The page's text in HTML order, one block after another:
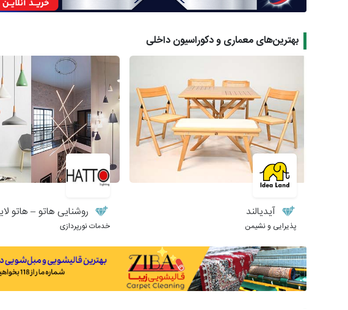
بهترین‌های معماری و دکوراسیون داخلی
آیدیالند
پذیرایی و نشیمن
روشنایی هاتو – هاتو
خدمات نورپردازی